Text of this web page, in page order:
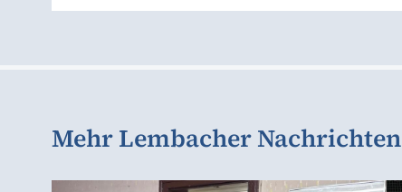
Mehr Lembacher Nachrichten